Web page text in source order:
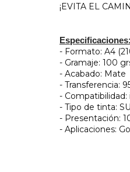
¡EVITA EL
Especificaciones:
- Formato: A4
- Gramaje: 100
- Acabado: Mate
- Transferencia:
- Compatibilidad:
- Tipo de tinta:
- Presentación:
- Aplicaciones: